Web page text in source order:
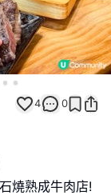
4 0
燒熟成牛肉店!